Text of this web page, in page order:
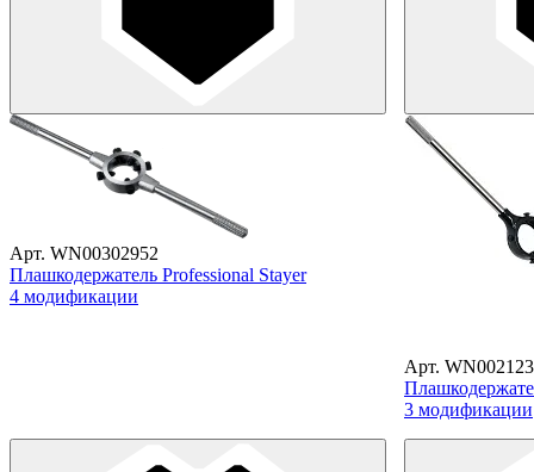
Арт. WN00302952
Плашкодержатель Professional Stayer
4 модификации
Арт.
3 модификации